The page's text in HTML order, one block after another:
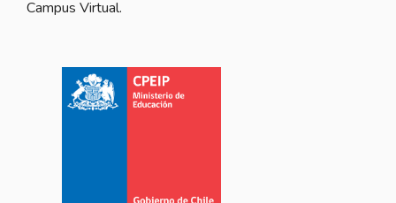
Campus Virtual.